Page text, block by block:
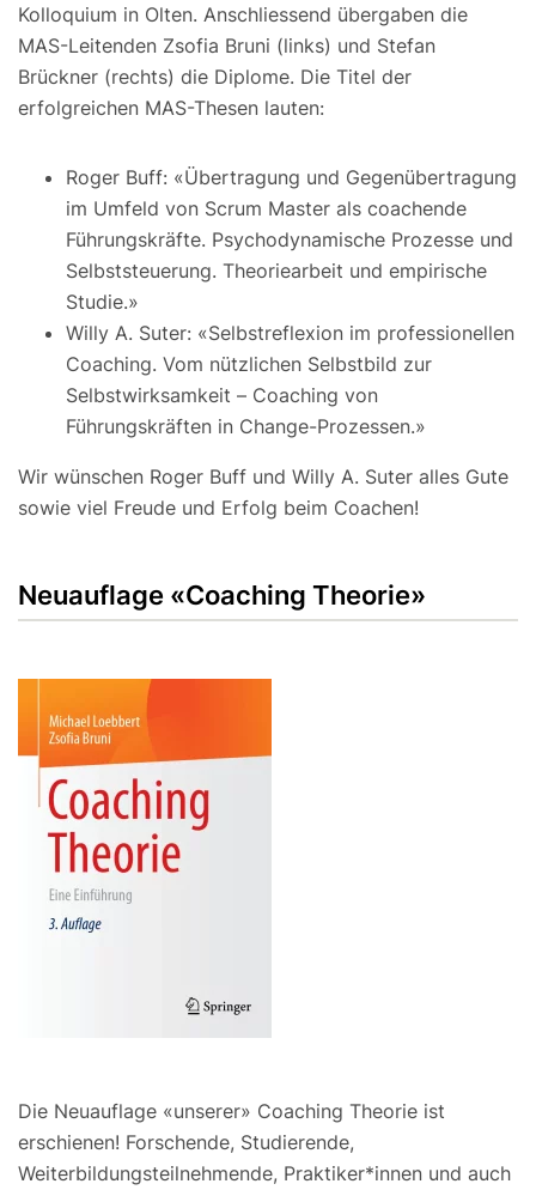
Kolloquium in Olten. Anschliessend übergaben die
MAS-Leitenden Zsofia Bruni (links) und Stefan
Brückner (rechts) die Diplome. Die Titel der
erfolgreichen MAS-Thesen lauten:
Roger Buff: «Übertragung und Gegenübertragung
im Umfeld von Scrum Master als coachende
Führungskräfte. Psychodynamische Prozesse und
Selbststeuerung. Theoriearbeit und empirische
Studie.»
Willy A. Suter: «Selbstreflexion im professionellen
Coaching. Vom nützlichen Selbstbild zur
Selbstwirksamkeit – Coaching von
Führungskräften in Change-Prozessen.»
Wir wünschen Roger Buff und Willy A. Suter alles Gute
sowie viel Freude und Erfolg beim Coachen!
Neuauflage «Coaching Theorie»
Die Neuauflage «unserer» Coaching Theorie ist
erschienen! Forschende, Studierende,
Weiterbildungsteilnehmende, Praktiker*innen und auch